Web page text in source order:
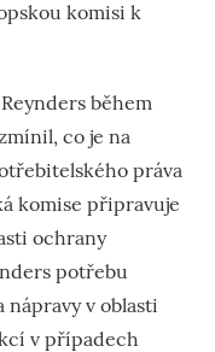
komisi k
během
co je na
práva
komise připravuje
ochrany
potřebu
nápravy v oblasti
v případech